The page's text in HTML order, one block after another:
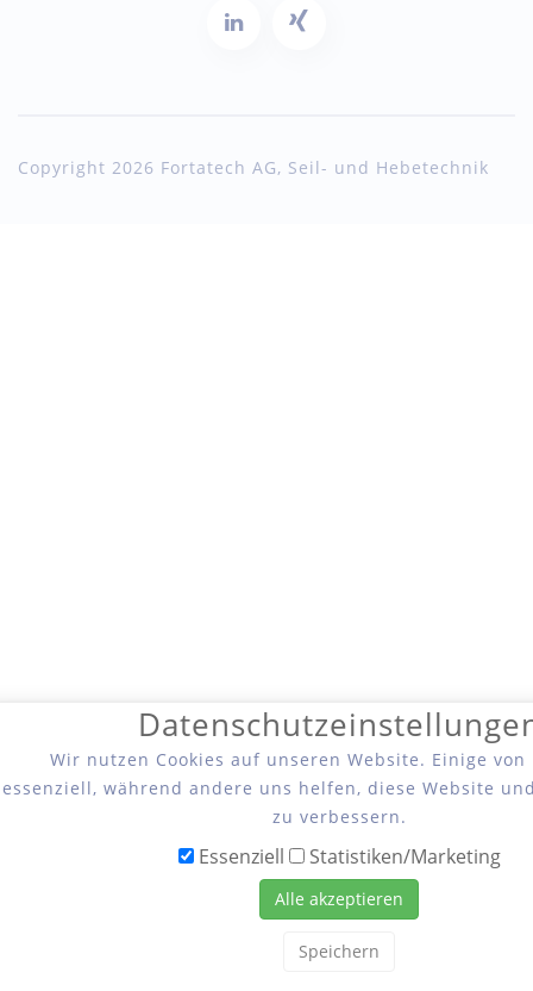
Copyright 2026 Fortatech AG, Seil- und Hebetechnik
Wir nutzen Cookies auf unseren Website. Einige
essenziell, während andere uns helfen, diese Website
zu verbessern.
Essenziell Statistiken/Marketing
Alle akzeptieren
Speichern